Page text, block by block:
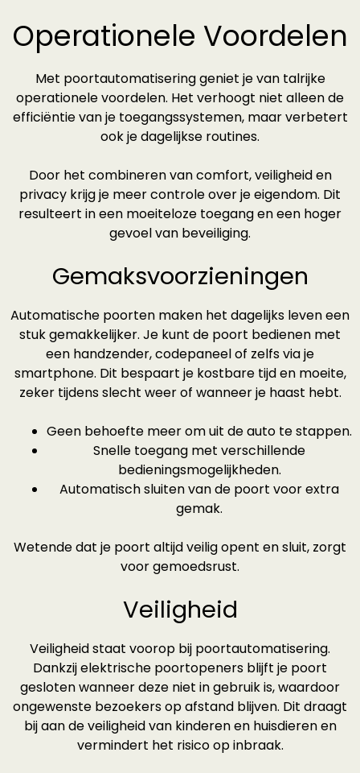
Operationele Voordelen
Met poortautomatisering geniet je van talrijke
operationele voordelen. Het verhoogt niet alleen de
efficiëntie van je toegangssystemen, maar verbetert
ook je dagelijkse routines.
Door het combineren van comfort, veiligheid en
privacy krijg je meer controle over je eigendom. Dit
resulteert in een moeiteloze toegang en een hoger
gevoel van beveiliging.
Gemaksvoorzieningen
Automatische poorten maken het dagelijks leven een
stuk gemakkelijker. Je kunt de poort bedienen met
een handzender, codepaneel of zelfs via je
smartphone. Dit bespaart je kostbare tijd en moeite,
zeker tijdens slecht weer of wanneer je haast hebt.
Geen behoefte meer om uit de auto te stappen.
Snelle toegang met verschillende
bedieningsmogelijkheden.
Automatisch sluiten van de poort voor extra
gemak.
Wetende dat je poort altijd veilig opent en sluit, zorgt
voor gemoedsrust.
Veiligheid
Veiligheid staat voorop bij poortautomatisering.
Dankzij elektrische poortopeners blijft je poort
gesloten wanneer deze niet in gebruik is, waardoor
ongewenste bezoekers op afstand blijven. Dit draagt
bij aan de veiligheid van kinderen en huisdieren en
vermindert het risico op inbraak.